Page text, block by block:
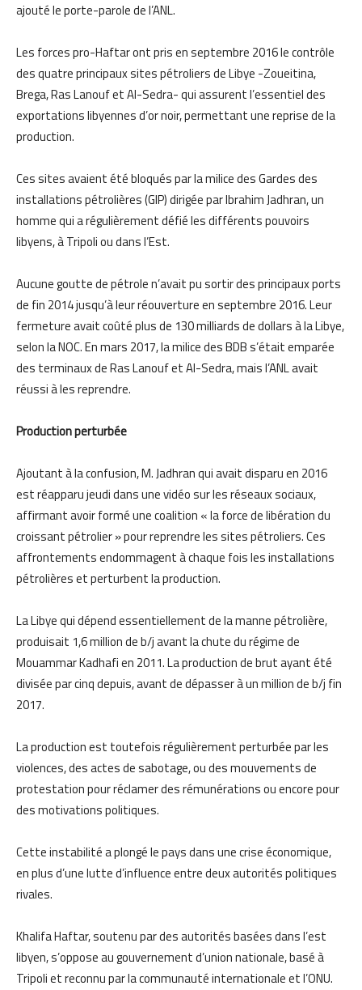
ajouté le porte-parole de l’ANL.
Les forces pro-Haftar ont pris en septembre 2016 le contrôle
des quatre principaux sites pétroliers de Libye -Zoueitina,
Brega, Ras Lanouf et Al-Sedra- qui assurent l’essentiel des
exportations libyennes d’or noir, permettant une reprise de la
production.
Ces sites avaient été bloqués par la milice des Gardes des
installations pétrolières (GIP) dirigée par Ibrahim Jadhran, un
homme qui a régulièrement défié les différents pouvoirs
libyens, à Tripoli ou dans l’Est.
Aucune goutte de pétrole n’avait pu sortir des principaux ports
de fin 2014 jusqu’à leur réouverture en septembre 2016. Leur
fermeture avait coûté plus de 130 milliards de dollars à la Libye,
selon la NOC. En mars 2017, la milice des BDB s’était emparée
des terminaux de Ras Lanouf et Al-Sedra, mais l’ANL avait
réussi à les reprendre.
Production perturbée
Ajoutant à la confusion, M. Jadhran qui avait disparu en 2016
est réapparu jeudi dans une vidéo sur les réseaux sociaux,
affirmant avoir formé une coalition « la force de libération du
croissant pétrolier » pour reprendre les sites pétroliers. Ces
affrontements endommagent à chaque fois les installations
pétrolières et perturbent la production.
La Libye qui dépend essentiellement de la manne pétrolière,
produisait 1,6 million de b/j avant la chute du régime de
Mouammar Kadhafi en 2011. La production de brut ayant été
divisée par cinq depuis, avant de dépasser à un million de b/j fin
2017.
La production est toutefois régulièrement perturbée par les
violences, des actes de sabotage, ou des mouvements de
protestation pour réclamer des rémunérations ou encore pour
des motivations politiques.
Cette instabilité a plongé le pays dans une crise économique,
en plus d’une lutte d’influence entre deux autorités politiques
rivales.
Khalifa Haftar, soutenu par des autorités basées dans l’est
libyen, s’oppose au gouvernement d’union nationale, basé à
Tripoli et reconnu par la communauté internationale et l’ONU.